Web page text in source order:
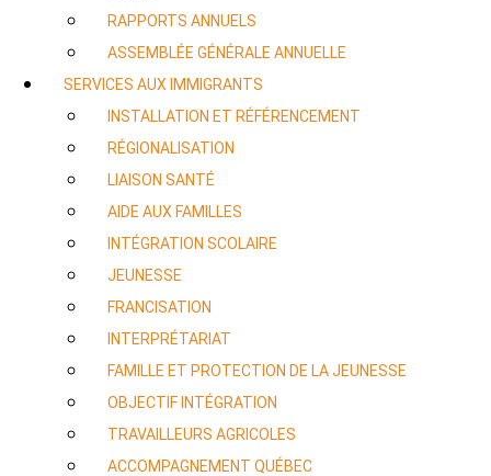
RAPPORTS ANNUELS
ASSEMBLÉE GÉNÉRALE ANNUELLE
SERVICES AUX IMMIGRANTS
INSTALLATION ET RÉFÉRENCEMENT
RÉGIONALISATION
LIAISON SANTÉ
AIDE AUX FAMILLES
INTÉGRATION SCOLAIRE
JEUNESSE
FRANCISATION
INTERPRÉTARIAT
FAMILLE ET PROTECTION DE LA JEUNESSE
OBJECTIF INTÉGRATION
TRAVAILLEURS AGRICOLES
ACCOMPAGNEMENT QUÉBEC